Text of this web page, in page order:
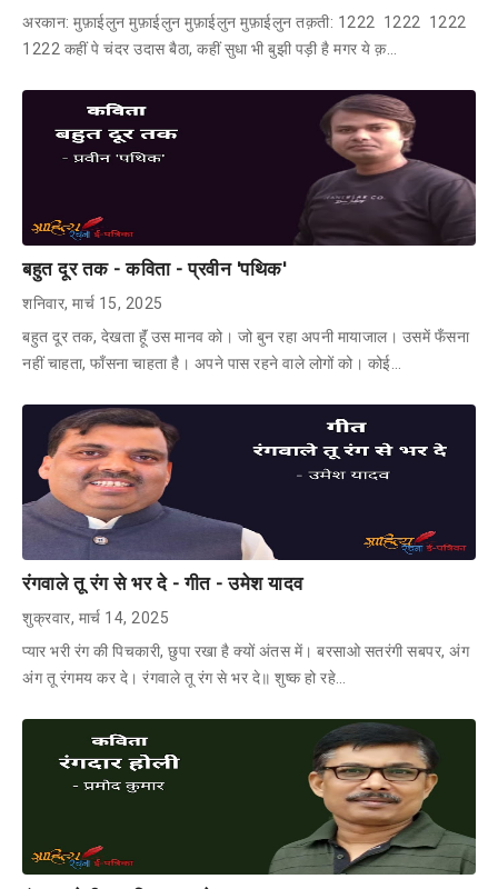
अरकान: मुफ़ाईलुन मुफ़ाईलुन मुफ़ाईलुन मुफ़ाईलुन तक़ती: 1222 1222 1222
1222 कहीं पे चंदर उदास बैठा, कहीं सुधा भी बुझी पड़ी है मगर ये क़…
बहुत दूर तक - कविता - प्रवीन 'पथिक'
शनिवार, मार्च 15, 2025
बहुत दूर तक, देखता हूॅं उस मानव को। जो बुन रहा अपनी मायाजाल। उसमें फँसना
नहीं चाहता, फाँसना चाहता है। अपने पास रहने वाले लोगों को। कोई…
रंगवाले तू रंग से भर दे - गीत - उमेश यादव
शुक्रवार, मार्च 14, 2025
प्यार भरी रंग की पिचकारी, छुपा रखा है क्यों अंतस में। बरसाओ सतरंगी सबपर, अंग
अंग तू रंगमय कर दे। रंगवाले तू रंग से भर दे॥ शुष्क हो रहे…